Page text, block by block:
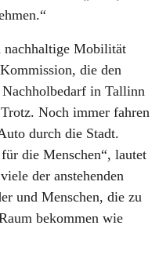
nachhaltige Mobilität
die den
in Tallinn
Noch immer fahren
durch die Stadt.
die Menschen“, lautet
der anstehenden
und Menschen, die zu
bekommen wie